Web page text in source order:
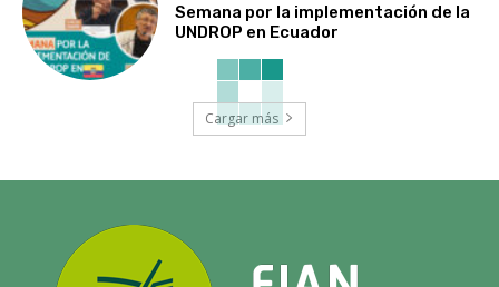
Semana por la implementación de la
UNDROP en Ecuador
Cargar más